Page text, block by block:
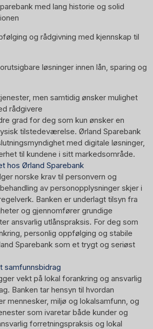
med lang historie og solid
og rådgivning med kjennskap til
løsninger innen lån, sparing og
men samtidig ønsker mulighet
rådgivere
grad for deg som kun ønsker en
tilstedeværelse. Ørland Sparebank
med digitale løsninger,
til kundene i sitt markedsområde.
hos Ørland Sparebank
norske krav til personvern og
av personopplysninger skjer i
Banken er underlagt tilsyn fra
og gjennomfører grundige
ansvarlig utlånspraksis. For deg som
personlig oppfølging og stabile
Sparebank som et trygt og seriøst
samfunnsbidrag
vekt på lokal forankring og ansvarlig
Banken tar hensyn til hvordan
mennesker, miljø og lokalsamfunn, og
som ivaretar både kunder og
forretningspraksis og lokal